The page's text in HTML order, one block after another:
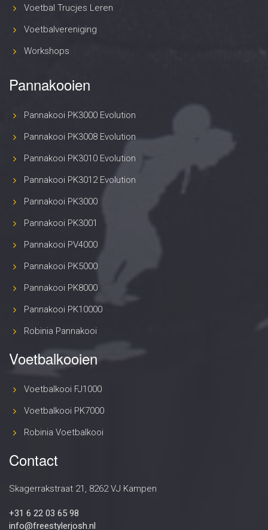
Voetbal Trucjes Leren
Voetbalvereniging
Workshops
Pannakooien
Pannakooi PK3000 Evolution
Pannakooi PK3008 Evolution
Pannakooi PK3010 Evolution
Pannakooi PK3012 Evolution
Pannakooi PK3000
Pannakooi PK3001
Pannakooi PV4000
Pannakooi PK5000
Pannakooi PK8000
Pannakooi PK10000
Robinia Pannakooi
Voetbalkooien
Voetbalkooi FJ1000
Voetbalkooi PK7000
Robinia Voetbalkooi
Contact
Skagerrakstraat 21, 8262 VJ Kampen
+31 6 22 03 65 98
info@freestylerjosh.nl